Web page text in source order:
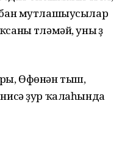
мутлашыусылар
түләмәй, уны үҙ
Өфөнән тыш,
ҙур ҡалаһында